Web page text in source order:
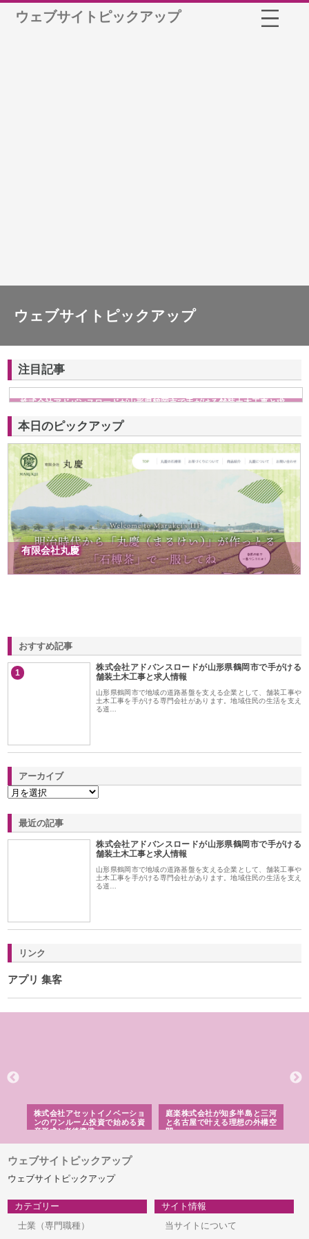
ウェブサイトピックアップ
ウェブサイトピックアップ
注目記事
株式会社アドバンスロードが山形県鶴岡市で手がける舗装土木工事と求
本日のピックアップ
有限会社丸慶
おすすめ記事
1
株式会社アドバンスロードが山形県鶴岡市で手がける
舗装土木工事と求人情報
山形県鶴岡市で地域の道路基盤を支える企業として、舗装工事や
土木工事を手がける専門会社があります。地域住民の生活を支え
る道…
アーカイブ
最近の記事
株式会社アドバンスロードが山形県鶴岡市で手がける
舗装土木工事と求人情報
山形県鶴岡市で地域の道路基盤を支える企業として、舗装工事や
土木工事を手がける専門会社があります。地域住民の生活を支え
る道…
リンク
アプリ 集客
株式会社アセットイノベーショ
ンのワンルーム投資で始める資
産形成と老後準備
庭楽株式会社が知多半島と三河
と名古屋で叶える理想の外構空
間
ウェブサイトピックアップ
ウェブサイトピックアップ
カテゴリー
士業（専門職種）
サイト情報
当サイトについて